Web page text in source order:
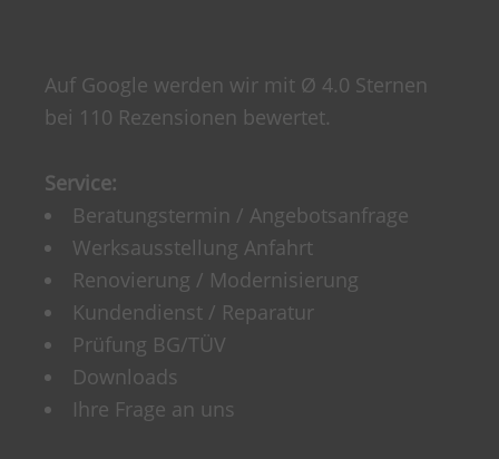
Auf Google werden wir mit Ø 4.0 Sternen
bei 110 Rezensionen bewertet.
Service:
Beratungstermin / Angebotsanfrage
Werksausstellung Anfahrt
Renovierung / Modernisierung
Kundendienst / Reparatur
Prüfung BG/TÜV
Downloads
Ihre Frage an uns